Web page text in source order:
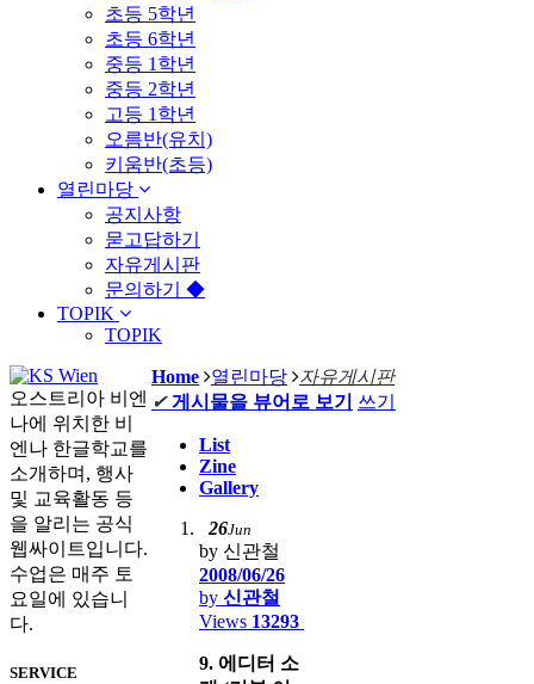
초등 5학년
초등 6학년
중등 1학년
중등 2학년
고등 1학년
오름반(유치)
키움반(초등)
열린마당
공지사항
묻고답하기
자유게시판
문의하기 ◆
TOPIK
TOPIK
Home 열린마당
자유게시판
✔ 게시물을 뷰어로 보기 쓰기
List
Zine
Gallery
26Jun
by 신관철
2008/06/26
by 신관철
Views 13293
9. 에디터 소
오스트리아 비엔
나에 위치한 비
엔나 한글학교를
소개하며, 행사
및 교육활동 등
을 알리는 공식
웹싸이트입니다.
수업은 매주 토
요일에 있습니
다.
SERVICE